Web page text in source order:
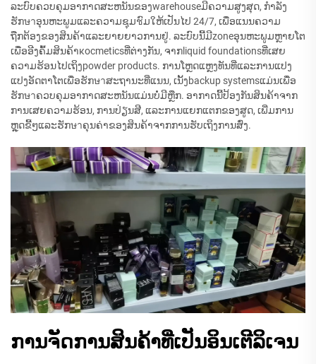
ລະບົບຄວບຄຸມອາກາດສະຫນັນຂອງwarehouseມີຄວາມສູງສຸດ, ກຳລັງ
ຮັກษาອຸນຫະພູມແລະຄວາມຊຸມชົມໃຫ້ເປັນໄປ 24/7, ເພື່ອແນນຄວາມ
ຖືກຕ້ອງຂອງສິນຄ້າແລະຍາຍຍາວການຢູ່. ລະບົບນີ້ມີzoneອຸນຫະພູມຫຼາຍໂຕ
ເພື່ອອີງຄົ້ມສິນຄ້າкосmeticsທີ່ຕ່າງກັນ, ຈາກliquid foundationsທີ່ເສຍ
ຄວາມຮ້ອນໄປເຖິງpowder products. ການໂຫຼດແຫຼງທັນທີ່ແລະການແປງ
ແປງອັດຕາໂຕເພື່ອຮັກษาສະຖານະທີ່ແນນ, ເນັ້ງbackup systemsແມ່ນເພື່ອ
ຮັກษาຄວບຄຸມອາກາດສະຫນັນແມ່ນບໍ່ມີຫຼືກ. ອາກາດນີ້ປ້ອງກັນສິນຄ້າຈາກ
ການເສຍຄວາມຮ້ອນ, ການປ່ຽນສີ, ແລະການແຍກແຕກຂອງສູດ, ເພີ່ມການ
ຫຼຸດຂີ້ໆແລະຮັກษาຄຸນຄ່າຂອງສິນຄ້າຈາກການຮັບເຖິງການສົ່ງ.
ການຈັດການສິນຄ້າທີ່ເປັນອິນເຕີລິເຈນ